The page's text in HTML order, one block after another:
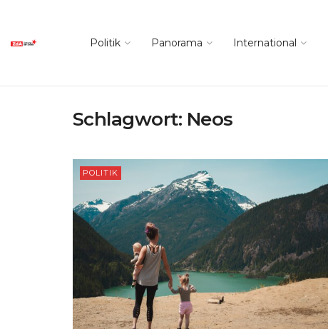
Politik Panorama International
Schlagwort: Neos
POLITIK